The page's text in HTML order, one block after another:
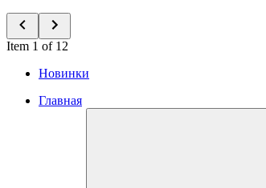
Item 1 of 12
Новинки
Главная